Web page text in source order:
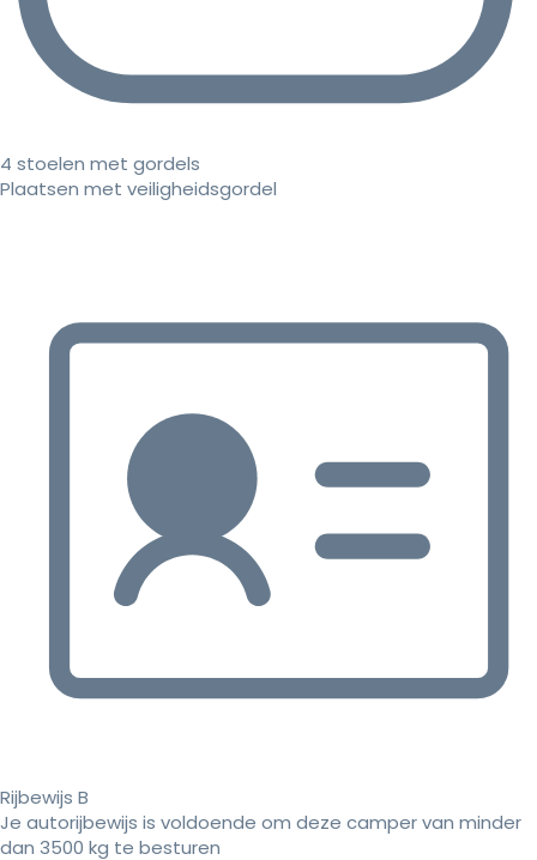
4 stoelen met gordels
Plaatsen met veiligheidsgordel
Rijbewijs B
Je autorijbewijs is voldoende om deze camper van minder
dan 3500 kg te besturen